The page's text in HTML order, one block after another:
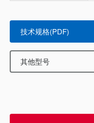
技术规格(PDF)
其他型号